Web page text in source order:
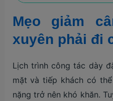
Mẹo giảm
xuyên phải đi
Lịch trình công tác dày
mặt và tiếp khách có
nặng trở nên khó khăn.